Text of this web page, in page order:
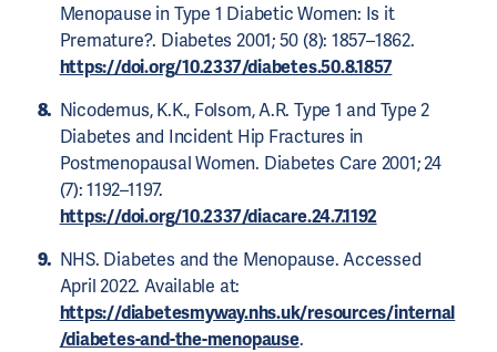
Menopause in Type 1 Diabetic Women: Is it
Premature?. Diabetes 2001; 50 (8): 1857–1862.
https://doi.org/10.2337/diabetes.50.8.1857
Nicodemus, K.K., Folsom, A.R. Type 1 and Type 2
Diabetes and Incident Hip Fractures in
Postmenopausal Women. Diabetes Care 2001; 24
(7): 1192–1197.
https://doi.org/10.2337/diacare.24.7.1192
NHS. Diabetes and the Menopause. Accessed
April 2022. Available at:
https://diabetesmyway.nhs.uk/resources/internal
/diabetes-and-the-menopause.